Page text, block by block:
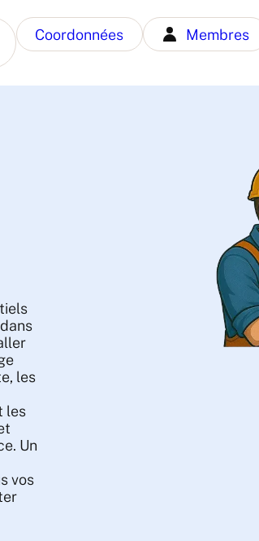
Coordonnées Membres
les
les
Un
vos